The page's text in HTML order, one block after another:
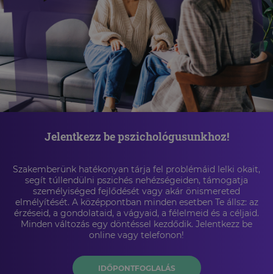
Jelentkezz be pszichológusunkhoz!
Szakemberünk hatékonyan tárja fel problémáid lelki okait,
segít túllendülni pszichés nehézségeiden, támogatja
személyiséged fejlődését vagy akár önismereted
elmélyítését. A középpontban minden esetben Te állsz: az
érzéseid, a gondolataid, a vágyaid, a félelmeid és a céljaid.
Minden változás egy döntéssel kezdődik. Jelentkezz be
online vagy telefonon!
IDŐPONTFOGLALÁS